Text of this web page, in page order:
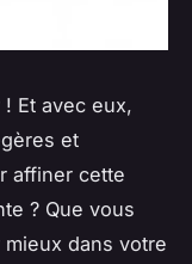
Et avec eux,
et
affiner cette
? Que vous
dans votre